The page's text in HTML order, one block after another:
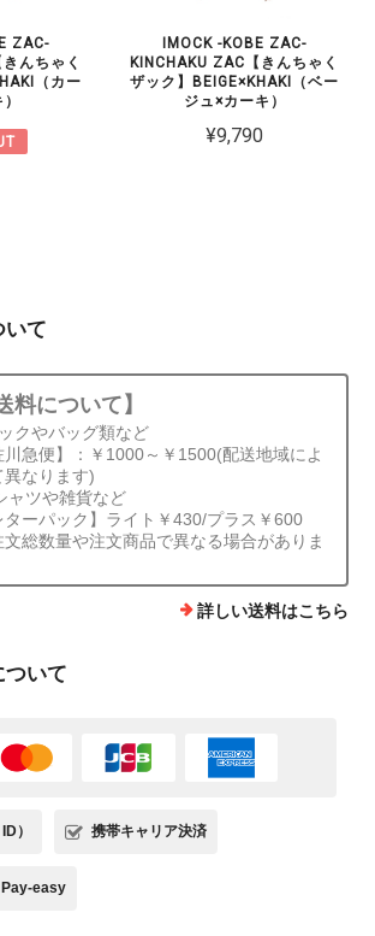
ZAC-
んちゃく
（カー
IMOCK -KOBE ZAC-
KINCHAKU ZAC【きんちゃく
ザック】BEIGE×KHAKI（ベー
ジュ×カーキ）
¥9,790
いて
料について】
クやバッグ類など
川急便】：￥1000～￥1500(配送地域によ
異なります)
ャツや雑貨など
ターパック】ライト￥430/プラス￥600
総数量や注文商品で異なる場合がありま
詳しい送料はこちら
ついて
） 携帯キャリア決済
Pay-easy